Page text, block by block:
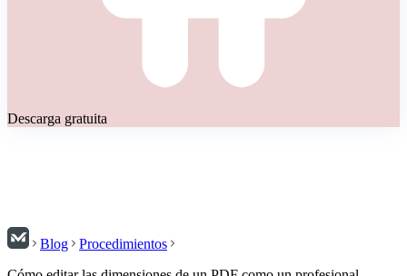
Descarga gratuita
Blog
Procedimientos